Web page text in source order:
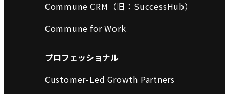
Commune CRM（旧：SuccessHub）
Commune for Work
プロフェッショナル
Customer-Led Growth Partners